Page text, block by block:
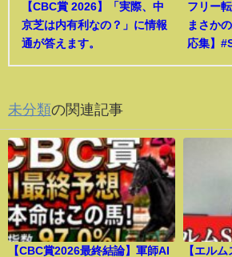
【CBC賞 2026】「実際、中
京芝は内有利なの？」に情報
通が答えます。
フリー
まさか
応集】
未分類の関連記事
【CBC賞2026最終結論】軍師AI
【エル